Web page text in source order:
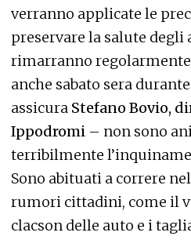
verranno applicate le
preservare la salute
rimarranno
anche sabato sera
assicura Stefano Bovio,
Ippodromi – non sono
terribilmente
Sono abituati a correre
rumori cittadini, come il
clacson delle auto e i